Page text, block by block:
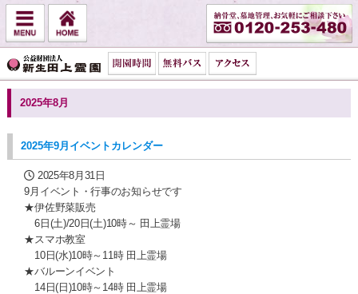
2025年8月
2025年9月イベントカレンダー
2025年8月31日
9月イベント・行事のお知らせです
★伊佐野菜販売
6日(土)/20日(土)10時～ 田上霊場
★スマホ教室
10日(水)10時～11時 田上霊場
★バルーンイベント
14日(日)10時～14時 田上霊場